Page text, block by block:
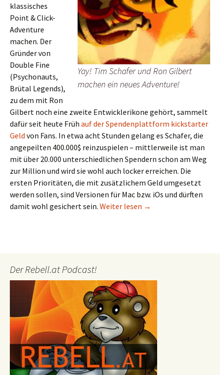
Yay! Tim Schafer und Ron Gilbert
machen ein neues Adventure!
klassisches
Point & Click-
Adventure
machen. Der
Gründer von
Double Fine
(Psychonauts,
Brütal Legends),
zu dem mit Ron
Gilbert noch eine zweite Entwicklerikone gehört, sammelt
dafür seit heute Früh auf der Spendenplattform kickstarter
Geld von Fans. In etwa acht Stunden gelang es Schafer, die
angepeilten 400.000$ reinzuspielen – mittlerweile ist man
mit über 20.000 unterschiedlichen Spendern schon am Weg
zur Million und wird sie wohl auch locker erreichen. Die
ersten Prioritäten, die mit zusätzlichem Geld umgesetzt
werden sollen, sind Versionen für Mac bzw. iOs und dürften
damit wohl gesichert sein. Weiter lesen Broken Age – Fans
→
Der Rebell.at Podcast!